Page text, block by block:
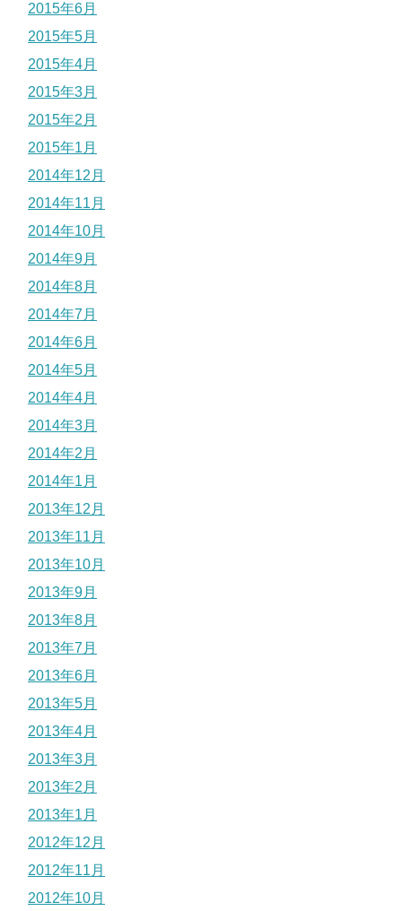
2015年6月
2015年5月
2015年4月
2015年3月
2015年2月
2015年1月
2014年12月
2014年11月
2014年10月
2014年9月
2014年8月
2014年7月
2014年6月
2014年5月
2014年4月
2014年3月
2014年2月
2014年1月
2013年12月
2013年11月
2013年10月
2013年9月
2013年8月
2013年7月
2013年6月
2013年5月
2013年4月
2013年3月
2013年2月
2013年1月
2012年12月
2012年11月
2012年10月